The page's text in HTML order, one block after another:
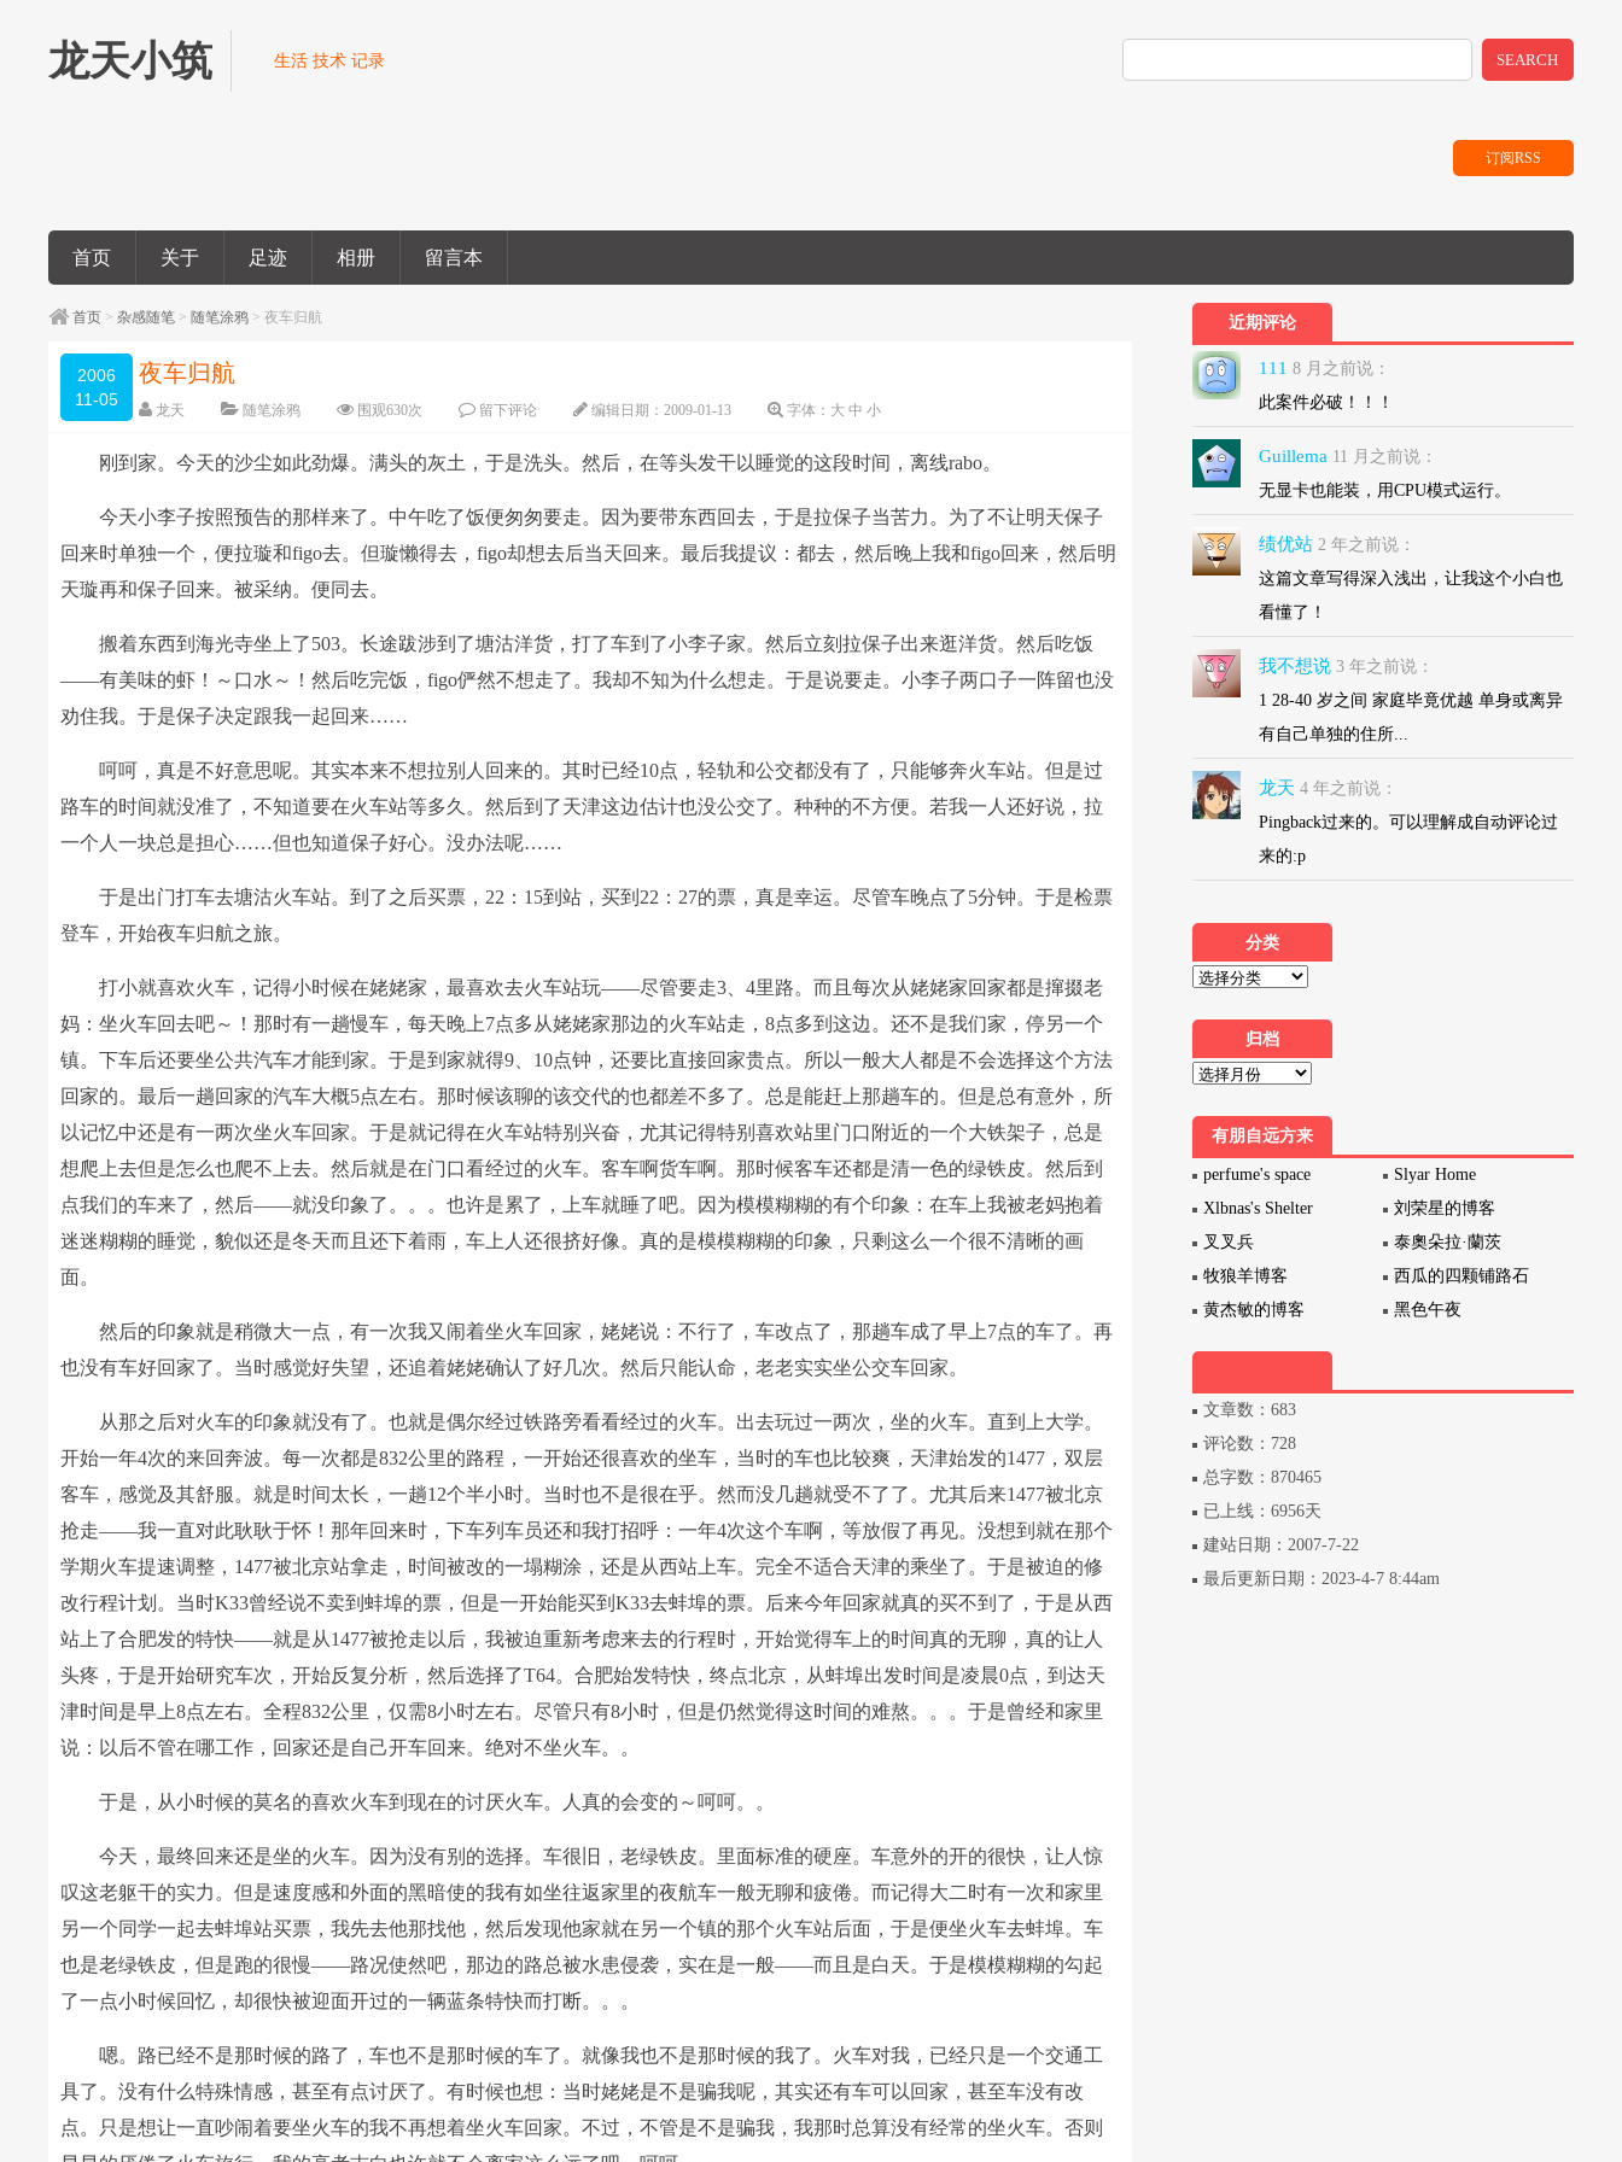
龙天小筑 生活 技术 记录 SEARCH
订阅RSS
首页 关于 足迹 相册 留言本
首页 >杂感随笔 > 随笔涂鸦 > 夜车归航
2006
11-05
夜车归航
龙天 随笔涂鸦 围观630次 留下评论 编辑日期：2009-01-13 字体： 大 中 小
刚到家。今天的沙尘如此劲爆。满头的灰土，于是洗头。然后，在等头发干以睡觉的这段时间，离线rabo。
今天小李子按照预告的那样来了。中午吃了饭便匆匆要走。因为要带东西回去，于是拉保子当苦力。为了不让明天保子
回来时单独一个，便拉璇和figo去。但璇懒得去，figo却想去后当天回来。最后我提议：都去，然后晚上我和figo回来，然后明
天璇再和保子回来。被采纳。便同去。
搬着东西到海光寺坐上了503。长途跋涉到了塘沽洋货，打了车到了小李子家。然后立刻拉保子出来逛洋货。然后吃饭
――有美味的虾！～口水～！然后吃完饭，figo俨然不想走了。我却不知为什么想走。于是说要走。小李子两口子一阵留也没
劝住我。于是保子决定跟我一起回来……
呵呵，真是不好意思呢。其实本来不想拉别人回来的。其时已经10点，轻轨和公交都没有了，只能够奔火车站。但是过
路车的时间就没准了，不知道要在火车站等多久。然后到了天津这边估计也没公交了。种种的不方便。若我一人还好说，拉
一个人一块总是担心……但也知道保子好心。没办法呢……
于是出门打车去塘沽火车站。到了之后买票，22：15到站，买到22：27的票，真是幸运。尽管车晚点了5分钟。于是检票
登车，开始夜车归航之旅。
打小就喜欢火车，记得小时候在姥姥家，最喜欢去火车站玩――尽管要走3、4里路。而且每次从姥姥家回家都是撺掇老
妈：坐火车回去吧～！那时有一趟慢车，每天晚上7点多从姥姥家那边的火车站走，8点多到这边。还不是我们家，停另一个
镇。下车后还要坐公共汽车才能到家。于是到家就得9、10点钟，还要比直接回家贵点。所以一般大人都是不会选择这个方法
回家的。最后一趟回家的汽车大概5点左右。那时候该聊的该交代的也都差不多了。总是能赶上那趟车的。但是总有意外，所
以记忆中还是有一两次坐火车回家。于是就记得在火车站特别兴奋，尤其记得特别喜欢站里门口附近的一个大铁架子，总是
想爬上去但是怎么也爬不上去。然后就是在门口看经过的火车。客车啊货车啊。那时候客车还都是清一色的绿铁皮。然后到
点我们的车来了，然后――就没印象了。。。也许是累了，上车就睡了吧。因为模模糊糊的有个印象：在车上我被老妈抱着
迷迷糊糊的睡觉，貌似还是冬天而且还下着雨，车上人还很挤好像。真的是模模糊糊的印象，只剩这么一个很不清晰的画
面。
然后的印象就是稍微大一点，有一次我又闹着坐火车回家，姥姥说：不行了，车改点了，那趟车成了早上7点的车了。再
也没有车好回家了。当时感觉好失望，还追着姥姥确认了好几次。然后只能认命，老老实实坐公交车回家。
从那之后对火车的印象就没有了。也就是偶尔经过铁路旁看看经过的火车。出去玩过一两次，坐的火车。直到上大学。
开始一年4次的来回奔波。每一次都是832公里的路程，一开始还很喜欢的坐车，当时的车也比较爽，天津始发的1477，双层
客车，感觉及其舒服。就是时间太长，一趟12个半小时。当时也不是很在乎。然而没几趟就受不了了。尤其后来1477被北京
抢走――我一直对此耿耿于怀！那年回来时，下车列车员还和我打招呼：一年4次这个车啊，等放假了再见。没想到就在那个
学期火车提速调整，1477被北京站拿走，时间被改的一塌糊涂，还是从西站上车。完全不适合天津的乘坐了。于是被迫的修
改行程计划。当时K33曾经说不卖到蚌埠的票，但是一开始能买到K33去蚌埠的票。后来今年回家就真的买不到了，于是从西
站上了合肥发的特快――就是从1477被抢走以后，我被迫重新考虑来去的行程时，开始觉得车上的时间真的无聊，真的让人
头疼，于是开始研究车次，开始反复分析，然后选择了T64。合肥始发特快，终点北京，从蚌埠出发时间是凌晨0点，到达天
津时间是早上8点左右。全程832公里，仅需8小时左右。尽管只有8小时，但是仍然觉得这时间的难熬。。。于是曾经和家里
说：以后不管在哪工作，回家还是自己开车回来。绝对不坐火车。。
于是，从小时候的莫名的喜欢火车到现在的讨厌火车。人真的会变的～呵呵。。
今天，最终回来还是坐的火车。因为没有别的选择。车很旧，老绿铁皮。里面标准的硬座。车意外的开的很快，让人惊
叹这老躯干的实力。但是速度感和外面的黑暗使的我有如坐往返家里的夜航车一般无聊和疲倦。而记得大二时有一次和家里
另一个同学一起去蚌埠站买票，我先去他那找他，然后发现他家就在另一个镇的那个火车站后面，于是便坐火车去蚌埠。车
也是老绿铁皮，但是跑的很慢――路况使然吧，那边的路总被水患侵袭，实在是一般――而且是白天。于是模模糊糊的勾起
了一点小时候回忆，却很快被迎面开过的一辆蓝条特快而打断。。。
嗯。路已经不是那时候的路了，车也不是那时候的车了。就像我也不是那时候的我了。火车对我，已经只是一个交通工
具了。没有什么特殊情感，甚至有点讨厌了。有时候也想：当时姥姥是不是骗我呢，其实还有车可以回家，甚至车没有改
点。只是想让一直吵闹着要坐火车的我不再想着坐火车回家。不过，不管是不是骗我，我那时总算没有经常的坐火车。否则
近期评论
111 8 月之前说：
此案件必破！！！
Guillema 11 月之前说：
无显卡也能装，用CPU模式运行。
绩优站 2 年之前说：
这篇文章写得深入浅出，让我这个小白也
看懂了！
我不想说 3 年之前说：
1 28-40 岁之间 家庭毕竟优越 单身或离异
有自己单独的住所...
龙天 4 年之前说：
Pingback过来的。可以理解成自动评论过
来的:p
分类
归档
有朋自远方来
perfume's space
Slyar Home
Xlbnas's Shelter
刘荣星的博客
叉叉兵
泰奧朵拉·蘭茨
牧狼羊博客
西瓜的四颗铺路石
黄杰敏的博客
黑色午夜
文章数：683
评论数：728
总字数：870465
已上线：6956天
建站日期：2007-7-22
最后更新日期：2023-4-7 8:44am